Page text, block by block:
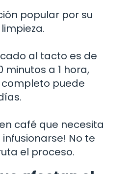
popular por su
al tacto es de
minutos a 1 hora,
puede
café que necesita
No te
el proceso.